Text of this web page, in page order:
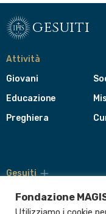
gesuiti
Attività
Giovani
Educazione
Preghiera
Gesuiti
di
navigazione
Fondazione